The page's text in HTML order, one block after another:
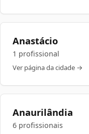
Anastácio
1 profissional
Ver página da cidade →
Anaurilândia
6 profissionais